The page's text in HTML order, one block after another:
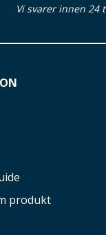
Vi svarer innen 24
produkt